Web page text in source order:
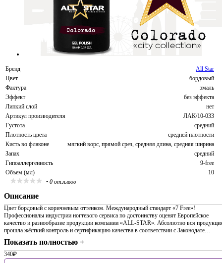
Бренд
All Star
Цвет
бордовый
Фактура
эмаль
Эффект
без эффекта
Липкий слой
нет
Артикул производителя
ЛАК/10-033
Густота
средний
Плотность цвета
средней плотности
Кисть во флаконе
мягкий ворс, прямой срез, средняя длина, средняя ширина
Запах
средний
Гипоаллергенность
9-free
Объем (мл)
10
• 0 отзывов
Описание
Цвет бордовый с коричневым оттенком. Международный стандарт «7 Free»!
Профессионалы индустрии ногтевого сервиса по достоинству оценят Европейское
качество и разнообразие продукции компании «ALL-STAR». Абсолютно вся
прошла жёсткий контроль и сертификацию качества в соответствии с Законодате…
Показать полностью +
340₽